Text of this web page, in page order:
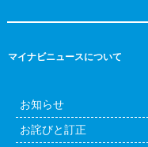
マイナビニュースについて
お知らせ
お詫びと訂正